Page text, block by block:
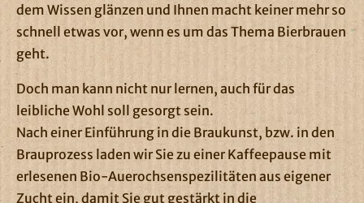
dem Wissen glänzen und Ihnen macht keiner mehr so
schnell etwas vor, wenn es um das Thema Bierbrauen
geht.
Doch man kann nicht nur lernen, auch für das
leibliche Wohl soll gesorgt sein.
Nach einer Einführung in die Braukunst, bzw. in den
Brauprozess laden wir Sie zu einer Kaffeepause mit
erlesenen Bio-Auerochsenspezilitäten aus eigener
Zucht ein, damit Sie gut gestärkt in die